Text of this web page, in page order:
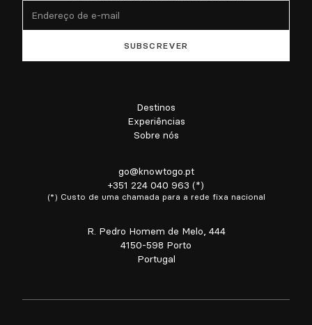
Destinos
Experiências
Sobre nós
go@knowtogo.pt
+351 224 040 963 (*)
(*) Custo de uma chamada para a rede fixa nacional
R. Pedro Homem de Melo, 444
4150-598 Porto
Portugal